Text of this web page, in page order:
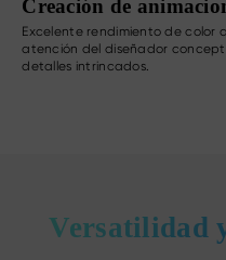
Fotografía y retoque
Revive cada momento
imaginación.
Versatilidad